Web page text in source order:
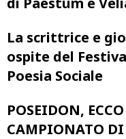
La scrittrice e
ospite del
Poesia Sociale
POSEIDON,
CAMPIONATO